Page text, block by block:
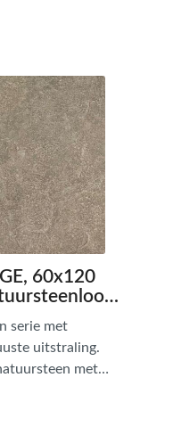
van bijzonder
60x120
serie met
uitstraling.
met
nuances
van digitale